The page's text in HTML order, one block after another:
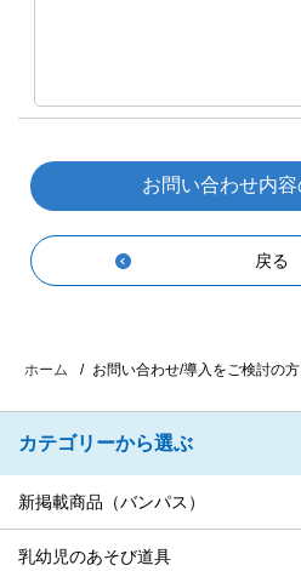
戻る
ホーム お問い合わせ/導入をご検討の方
カテゴリーから選ぶ
新掲載商品（バンパス）
乳幼児のあそび道具